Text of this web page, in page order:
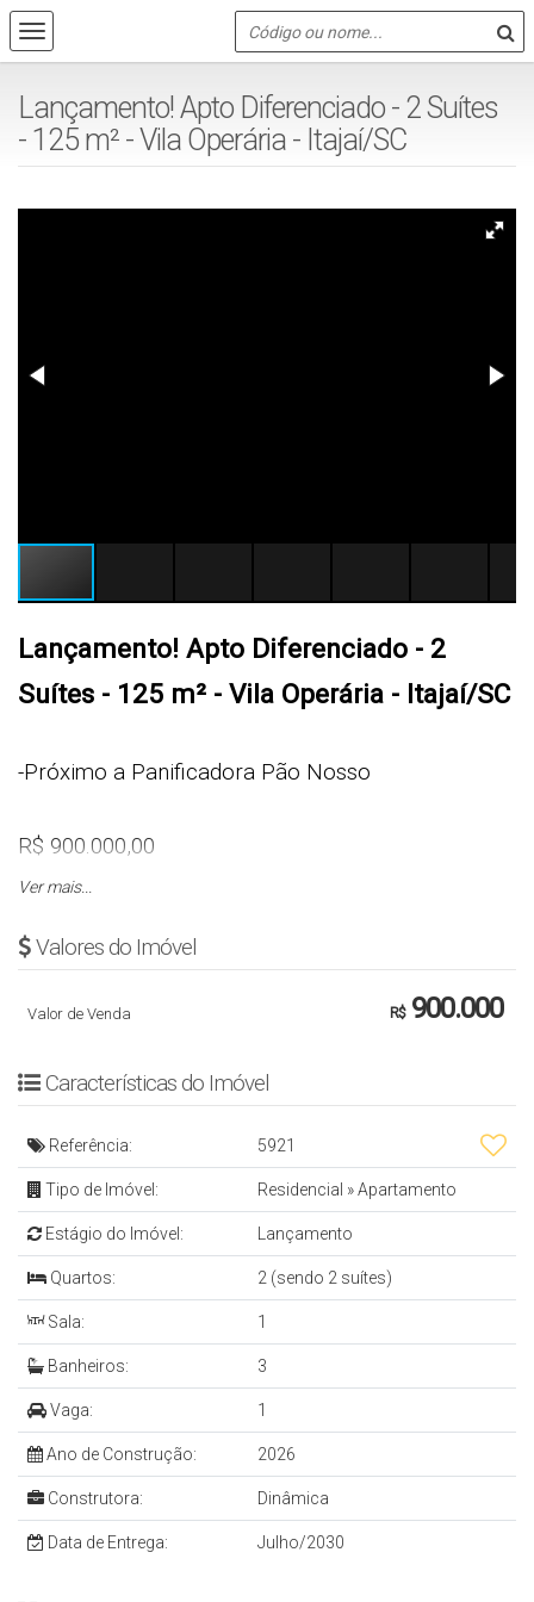
Lançamento! Apto Diferenciado - 2 Suítes
- 125 m² - Vila Operária - Itajaí/SC
Lançamento! Apto Diferenciado - 2
Suítes - 125 m² - Vila Operária - Itajaí/SC
-Próximo a Panificadora Pão Nosso
R$ 900.000,00
+ 4 x R$ 24.000,00 (uma vez ao ano) e após
Cód.: 5921
APARTAMENTO
- 2 Suítes
- Sala de Estar e Jantar
- Cozinha
- Sacada Ampla C/ Hidro
- Lavabo
- Vaga de Garagem
- 125 m²
EMPREENDIMENTO
- Hall Mobiliado e Decorado
Ver mais...
Valores do Imóvel
R$900.000
Valor de Venda
Características do Imóvel
Referência: 5921
Tipo de Imóvel: Residencial »Apartamento
Estágio do Imóvel: Lançamento
Quartos: 2 (sendo 2 suítes)
Sala: 1
Banheiros: 3
Vaga: 1
Ano de Construção: 2026
Construtora: Dinâmica
Data de Entrega: Julho/2030